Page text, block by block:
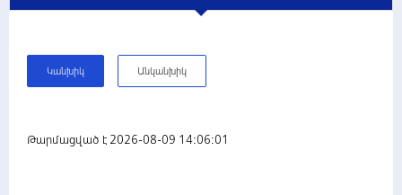
Կանխիկ Անկանխիկ
Թարմացված է 2026-08-09 14:06:01